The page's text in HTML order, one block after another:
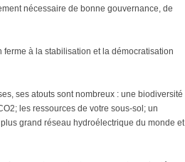
nécessaire de bonne gouvernance, de
ferme à la stabilisation et la démocratisation
ses atouts sont nombreux : une biodiversité
les ressources de votre sous-sol; un
grand réseau hydroélectrique du monde et